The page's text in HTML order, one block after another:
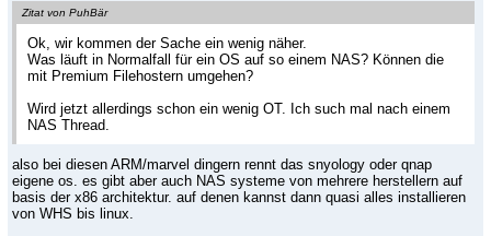
Zitat von PuhBär
Ok, wir kommen der Sache ein wenig näher.
Was läuft in Normalfall für ein OS auf so einem NAS? Können die
mit Premium Filehostern umgehen?
Wird jetzt allerdings schon ein wenig OT. Ich such mal nach einem
NAS Thread.
also bei diesen ARM/marvel dingern rennt das snyology oder qnap
eigene os. es gibt aber auch NAS systeme von mehrere herstellern auf
basis der x86 architektur. auf denen kannst dann quasi alles installieren
von WHS bis linux.